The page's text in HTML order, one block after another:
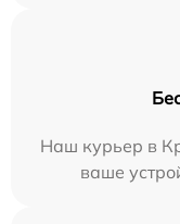
Наш курьер в
ваше